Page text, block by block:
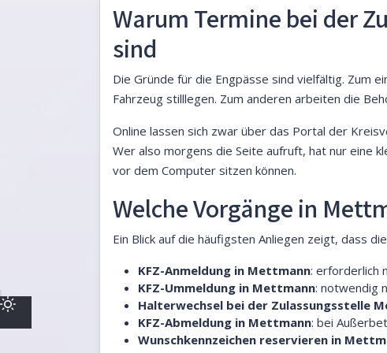
Warum Termine bei der
sind
Die Gründe für die Engpässe sind vielfältig. Zum
Fahrzeug stilllegen. Zum anderen arbeiten die
Online lassen sich zwar über das Portal der
Wer also morgens die Seite aufruft, hat nur eine
vor dem Computer sitzen können.
Welche Vorgänge in
Ein Blick auf die häufigsten Anliegen zeigt, dass
KFZ-Anmeldung in Mettmann: erforderlich
KFZ-Ummeldung in Mettmann: notwendig
Halterwechsel bei der Zulassungsstelle
KFZ-Abmeldung in Mettmann: bei
Wunschkennzeichen reservieren in